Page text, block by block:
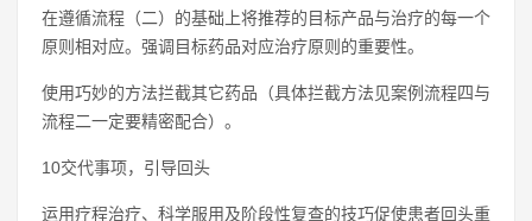
在遵循流程（二）的基础上将推荐的目标产品与治疗的每一个
原则相对应。强调目标药品对应治疗原则的重要性。
使用巧妙的方法拦截其它药品（具体拦截方法见案例流程四与
流程二一定要精密配合）。
10交代事项，引导回头
运用疗程治疗、科学服用及阶段性复查的技巧促使患者回头重